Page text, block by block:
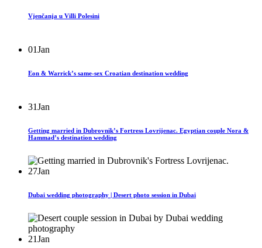
Vjenčanja u Villi Polesini
01Jan
Eon & Warrick’s same-sex Croatian destination wedding
31Jan
Getting married in Dubrovnik’s Fortress Lovrijenac. Egyptian couple Nora &
Hammad’s destination wedding
27Jan
Dubai wedding photography | Desert photo session in Dubai
21Jan